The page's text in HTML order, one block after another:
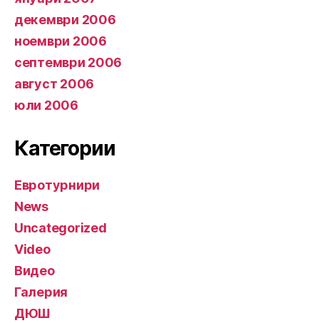
декември 2006
ноември 2006
септември 2006
август 2006
юли 2006
Категории
Евротурнири
News
Uncategorized
Video
Видео
Галерия
ДЮШ